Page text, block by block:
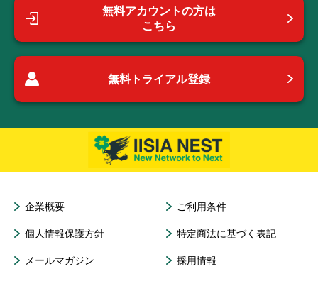
無料アカウントの方は
こちら
無料トライアル登録
企業概要 ご利用条件
個人情報保護方針 特定商法に基づく表記
メールマガジン 採用情報